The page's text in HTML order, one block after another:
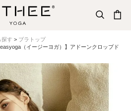
探す
ブラトップ
（イージーヨガ）】アドーンクロップド